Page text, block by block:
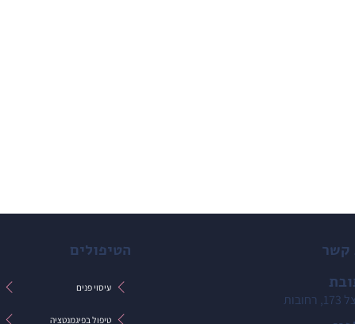
הטיפולים
עיסוי פנים
טיפול בפיגמנטציה
קשר